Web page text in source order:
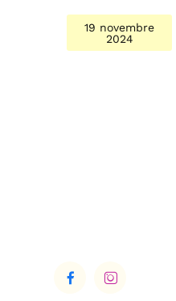
 
19 novembre
2024